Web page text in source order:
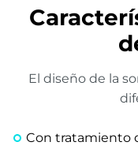
El diseño de la
Con tratamiento